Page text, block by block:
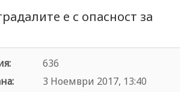
е с опасност за
636
3 Ноември 2017, 13:40